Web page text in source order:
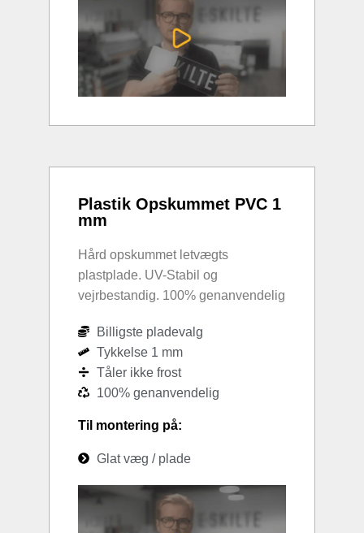
Plastik Opskummet PVC 1
mm
Hård opskummet letvægts
plastplade. UV-Stabil og
vejrbestandig. 100% genanvendelig
Billigste pladevalg
Tykkelse 1 mm
Tåler ikke frost
100% genanvendelig
Til montering på:
Glat væg / plade